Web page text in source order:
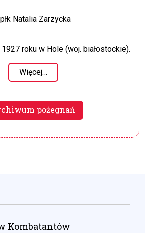
Natalia Zarzycka
roku w Hole (woj. białostockie).
Więcej…
pożegnań
Kombatantów